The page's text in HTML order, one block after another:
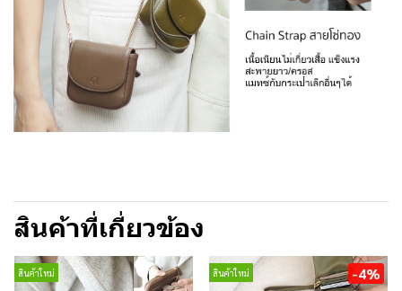
สินค้าที่เกี่ยวข้อง
สินค้าใหม่ สินค้าใหม่ -4%